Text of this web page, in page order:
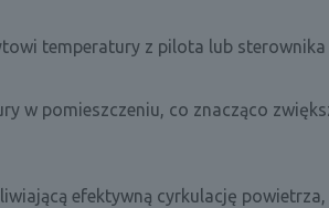
temperatury z pilota lub sterownika
w pomieszczeniu, co znacząco
efektywną cyrkulację